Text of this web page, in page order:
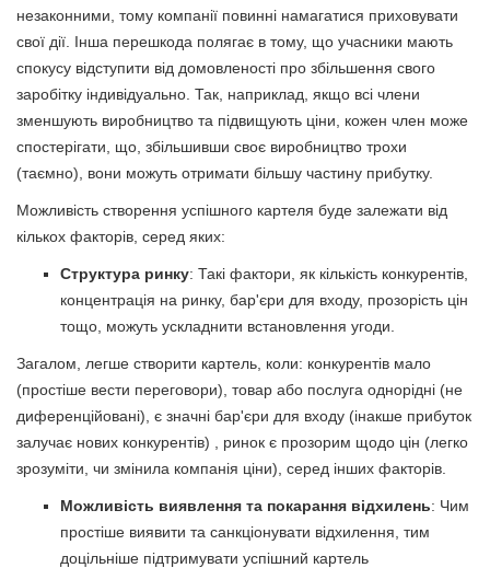
незаконними, тому компанії повинні намагатися приховувати
свої дії. Інша перешкода полягає в тому, що учасники мають
спокусу відступити від домовленості про збільшення свого
заробітку індивідуально. Так, наприклад, якщо всі члени
зменшують виробництво та підвищують ціни, кожен член може
спостерігати, що, збільшивши своє виробництво трохи
(таємно), вони можуть отримати більшу частину прибутку.
Можливість створення успішного картеля буде залежати від
кількох факторів, серед яких:
Структура ринку: Такі фактори, як кількість конкурентів,
концентрація на ринку, бар'єри для входу, прозорість цін
тощо, можуть ускладнити встановлення угоди.
Загалом, легше створити картель, коли: конкурентів мало
(простіше вести переговори), товар або послуга однорідні (не
диференційовані), є значні бар'єри для входу (інакше прибуток
залучає нових конкурентів) , ринок є прозорим щодо цін (легко
зрозуміти, чи змінила компанія ціни), серед інших факторів.
Можливість виявлення та покарання відхилень: Чим
простіше виявити та санкціонувати відхилення, тим
доцільніше підтримувати успішний картель